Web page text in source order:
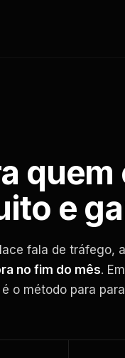
e
fala de tráfego,
no fim do mês.
o método para